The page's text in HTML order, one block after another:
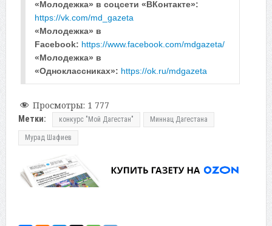
https://vk.com/md_gazeta
«Молодежка» в
Facebook: https://www.facebook.com/mdgazeta/
«Молодежка» в
«Одноклассниках»: https://ok.ru/mdgazeta
Просмотры: 1 777
Метки: конкурс "Мой Дагестан" Миннац Дагестана
Мурад Шафиев